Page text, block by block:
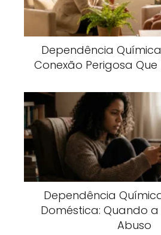
Dependência
Conexão Perigosa Que
Dependência
Doméstica: Quando
Abuso